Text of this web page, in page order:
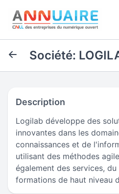
Société:
Description
Logilab développe des
innovantes dans les
connaissances et de
utilisant des méthodes
également des services,
formations de haut niveau